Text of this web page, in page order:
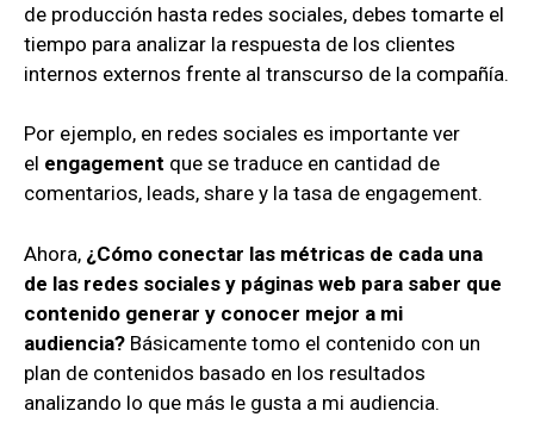
de producción hasta redes sociales, debes tomarte el
tiempo para analizar la respuesta de los clientes
internos externos frente al transcurso de la compañía.
Por ejemplo, en redes sociales es importante ver
el engagement que se traduce en cantidad de
comentarios, leads, share y la tasa de engagement.
Ahora, ¿Cómo conectar las métricas de cada una
de las redes sociales y páginas web para saber que
contenido generar y conocer mejor a mi
audiencia? Básicamente tomo el contenido con un
plan de contenidos basado en los resultados
analizando lo que más le gusta a mi audiencia.